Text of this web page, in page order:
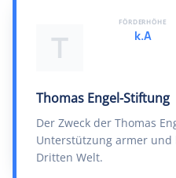
T
Thomas Engel-Stiftung
Der Zweck der Thomas
Unterstützung armer
Dritten Welt.
FÖRDERHÖHE
k.A